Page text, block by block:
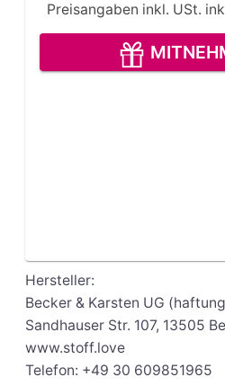
Preisangaben inkl. USt.
Hersteller:
Becker & Karsten UG
Sandhauser Str. 107, 13505
www.stoff.love
Telefon: +49 30 609851965